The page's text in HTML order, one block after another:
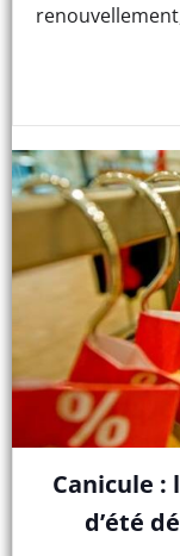
Canicule :
d’été